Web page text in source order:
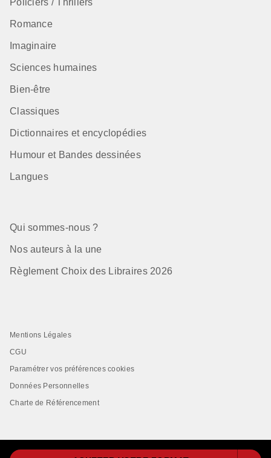
Romance
Imaginaire
Sciences humaines
Bien-être
Classiques
Dictionnaires et encyclopédies
Humour et Bandes dessinées
Langues
Qui sommes-nous ?
Nos auteurs à la une
Règlement Choix des Libraires 2026
Mentions Légales
CGU
Paramétrer vos préférences cookies
Données Personnelles
Charte de Référencement